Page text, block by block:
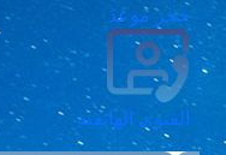
حجز موعد
الفتوى الهاتفية